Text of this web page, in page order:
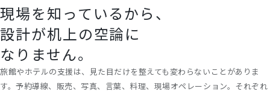
現場を知っているから、
設計が机上の空論に
なりません。
旅館やホテルの支援は、見た目だけを整えても変わらないことがありま
す。予約導線、販売、写真、言葉、料理、現場オペレーション。それぞれ